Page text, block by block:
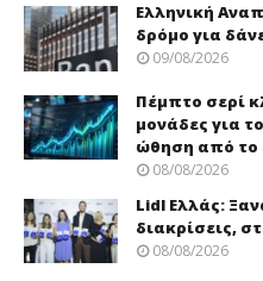
Ελληνική
δρόμο για
09/08/2026
Πέμπτο σερί
μονάδες για
ώθηση από το
08/08/2026
Lidl Ελλάς:
διακρίσεις,
08/08/2026